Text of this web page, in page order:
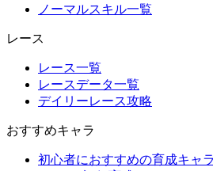
ノーマルスキル一覧
レース
レース一覧
レースデータ一覧
デイリーレース攻略
おすすめキャラ
初心者におすすめの育成キャラ